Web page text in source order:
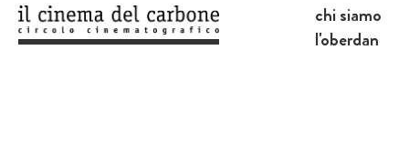
chi siamo
l'oberdan